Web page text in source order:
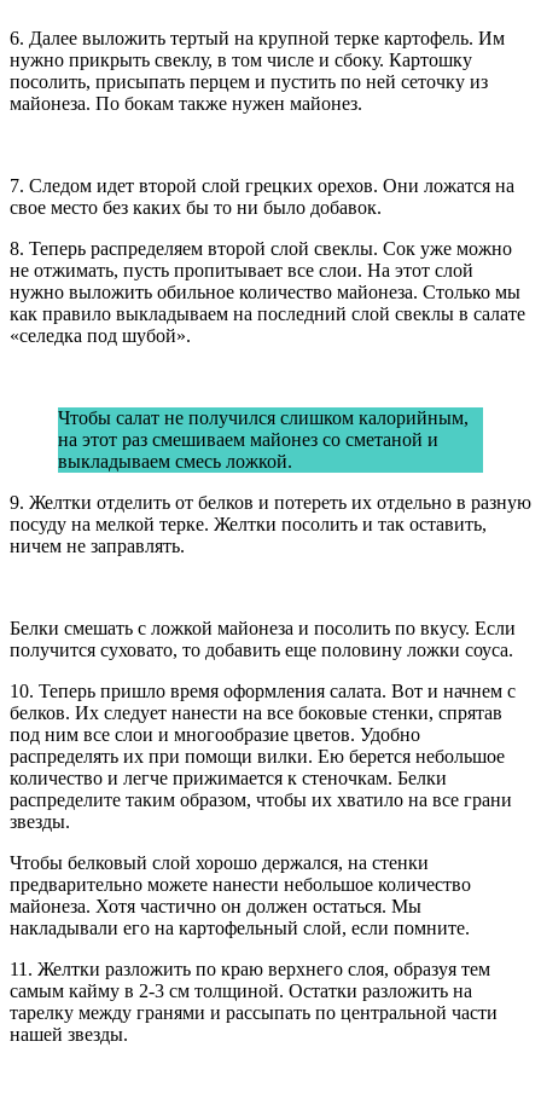
6. Далее выложить тертый на крупной терке картофель. Им
нужно прикрыть свеклу, в том числе и сбоку. Картошку
посолить, присыпать перцем и пустить по ней сеточку из
майонеза. По бокам также нужен майонез.
7. Следом идет второй слой грецких орехов. Они ложатся на
свое место без каких бы то ни было добавок.
8. Теперь распределяем второй слой свеклы. Сок уже можно
не отжимать, пусть пропитывает все слои. На этот слой
нужно выложить обильное количество майонеза. Столько мы
как правило выкладываем на последний слой свеклы в салате
«селедка под шубой».
Чтобы салат не получился слишком калорийным,
на этот раз смешиваем майонез со сметаной и
выкладываем смесь ложкой.
9. Желтки отделить от белков и потереть их отдельно в разную
посуду на мелкой терке. Желтки посолить и так оставить,
ничем не заправлять.
Белки смешать с ложкой майонеза и посолить по вкусу. Если
получится суховато, то добавить еще половину ложки соуса.
10. Теперь пришло время оформления салата. Вот и начнем с
белков. Их следует нанести на все боковые стенки, спрятав
под ним все слои и многообразие цветов. Удобно
распределять их при помощи вилки. Ею берется небольшое
количество и легче прижимается к стеночкам. Белки
распределите таким образом, чтобы их хватило на все грани
звезды.
Чтобы белковый слой хорошо держался, на стенки
предварительно можете нанести небольшое количество
майонеза. Хотя частично он должен остаться. Мы
накладывали его на картофельный слой, если помните.
11. Желтки разложить по краю верхнего слоя, образуя тем
самым кайму в 2-3 см толщиной. Остатки разложить на
тарелку между гранями и рассыпать по центральной части
нашей звезды.